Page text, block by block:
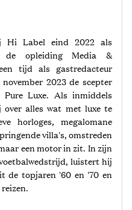
Hi Label eind 2022 als
de opleiding Media &
tijd als gastredacteur
2023 de scepter
Luxe. Als inmiddels
alles wat met luxe te
horloges, megalomane
villa's, omstreden
een motor in zit. In zijn
luistert hij
de topjaren '60 en '70 en